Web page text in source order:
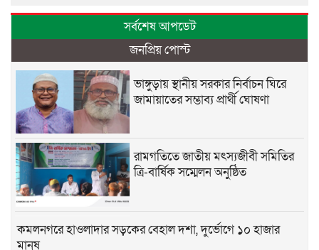
সর্বশেষ আপডেট
জনপ্রিয় পোস্ট
ভাঙ্গুড়ায় স্থানীয় সরকার নির্বাচন ঘিরে
জামায়াতের সম্ভাব্য প্রার্থী ঘোষণা
রামগতিতে জাতীয় মৎস্যজীবী সমিতির
ত্রি-বার্ষিক সম্মেলন অনুষ্ঠিত
কমলনগরে হাওলাদার সড়কের বেহাল দশা, দুর্ভোগে ১০ হাজার
মানুষ